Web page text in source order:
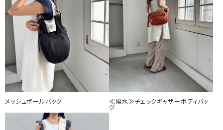
メッシュボールバッグ
≪撥水≫チェックギャザーボディバッ
グ